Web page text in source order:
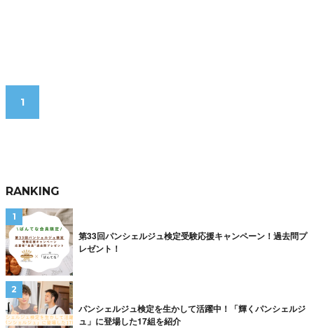
1
RANKING
第33回パンシェルジュ検定受験応援キャンペーン！過去問プ
レゼント！
パンシェルジュ検定を生かして活躍中！「輝くパンシェルジ
ュ」に登場した17組を紹介